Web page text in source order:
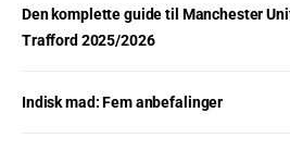
Den komplette guide til Manchester
Trafford 2025/2026
Indisk mad: Fem anbefalinger